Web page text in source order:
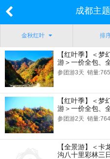
成都主
金秋红叶 排
【红叶季】＜梦
游＞一价全包、
参团游3天 销量:765
【红叶季】＜梦
游＞一价全包、
参团游2天 销量:764
【全景游】＜
沟八十里彩林三